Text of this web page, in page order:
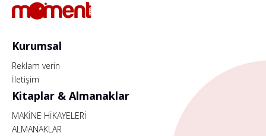
Kurumsal
Reklam verin
İletişim
Kitaplar & Almanaklar
MAKİNE HİKAYELERİ
ALMANAKLAR